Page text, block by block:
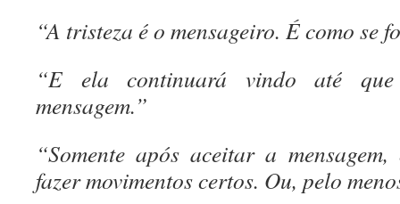
“A tristeza é o mensageiro. É como se
“E ela continuará vindo até
mensagem.”
“Somente após aceitar a
fazer movimentos certos. Ou, pelo